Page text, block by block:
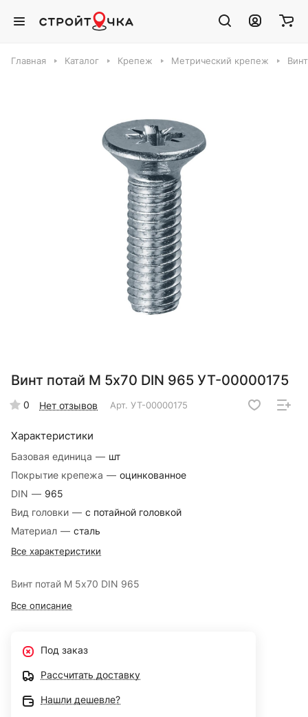
Главная Каталог Крепеж Метрический крепеж
Винт потай М 5х70 DIN 965 УТ-00000175
0 Нет отзывов Арт. УТ-00000175
Характеристики
Базовая единица — шт
Покрытие крепежа — оцинкованное
DIN — 965
Вид головки — с потайной головкой
Материал — сталь
Все характеристики
Винт потай М 5х70 DIN 965
Все описание
Под заказ
Рассчитать доставку
Нашли дешевле?